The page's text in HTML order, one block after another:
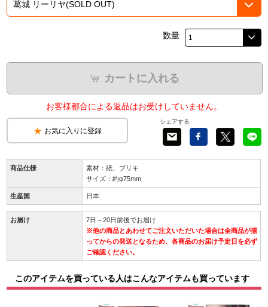
数量
カートに入れる
お客様都合による返品はお受けしていません。
お気に入りに登録
シェアする
商品仕様
素材：紙、ブリキ
サイズ：約φ75mm
生産国 日本
お届け
7日～20日前後でお届け
※他の商品とあわせてご注文いただいた場合は全商品が揃
ってからの発送となるため、各商品のお届け予定日を必ず
ご確認ください。
このアイテムを買っている人はこんなアイテムも買っています